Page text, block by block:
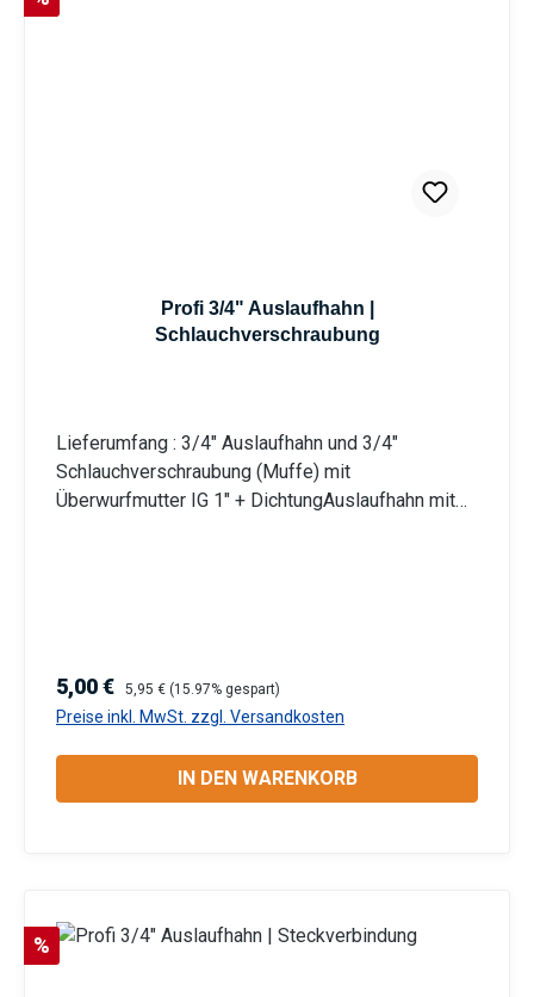
Profi 3/4" Auslaufhahn |
Schlauchverschraubung
Lieferumfang : 3/4" Auslaufhahn und 3/4"
Schlauchverschraubung (Muffe) mit
Überwurfmutter IG 1" + DichtungAuslaufhahn mit
nweisung
Verkaufspreis:
5,00 € Regulärer Preis:
5,95 € (15.97% gespart)
Preise inkl. MwSt. zzgl. Versandkosten
IN DEN WARENKORB
Rabatt
%